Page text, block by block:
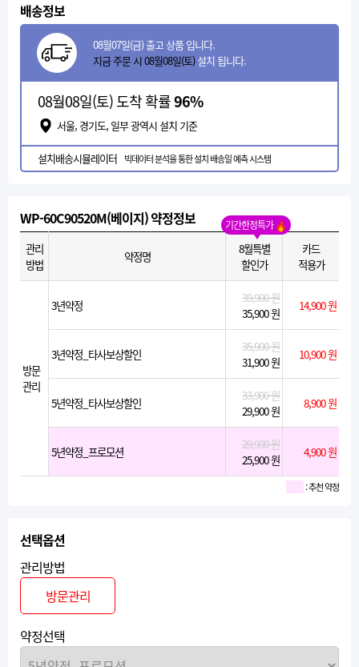
배송정보
08월07일(금) 출고 상품 입니다.
지금 주문 시 08월08일(토)설치 됩니다.
08월08일(토) 도착 확률96%
서울, 경기도, 일부 광역시 설치 기준
설치배송시뮬레이터 빅데이터 분석을 통한 설치 배송일 예측 시스템
WP-60C90520M(베이지) 약정정보 기간한정특가
관리
방법
약정명
8월특별
할인가
카드
적용가
방문
관리
3년약정
39,900 원
35,900 원
14,900 원
3년약정_타사보상할인
35,900 원
31,900 원
10,900 원
5년약정_타사보상할인
33,900 원
29,900 원
8,900 원
5년약정_프로모션
29,900 원
25,900 원
4,900 원
: 추천 약정
선택옵션
관리방법
방문관리
약정선택